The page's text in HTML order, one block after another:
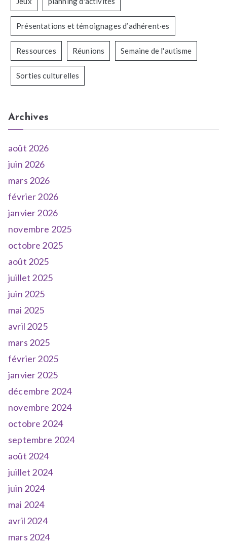
Présentations et témoignages d’adhérent·es
Ressources Réunions Semaine de l'autisme
Sorties culturelles
Archives
août 2026
juin 2026
mars 2026
février 2026
janvier 2026
novembre 2025
octobre 2025
août 2025
juillet 2025
juin 2025
mai 2025
avril 2025
mars 2025
février 2025
janvier 2025
décembre 2024
novembre 2024
octobre 2024
septembre 2024
août 2024
juillet 2024
juin 2024
mai 2024
avril 2024
mars 2024